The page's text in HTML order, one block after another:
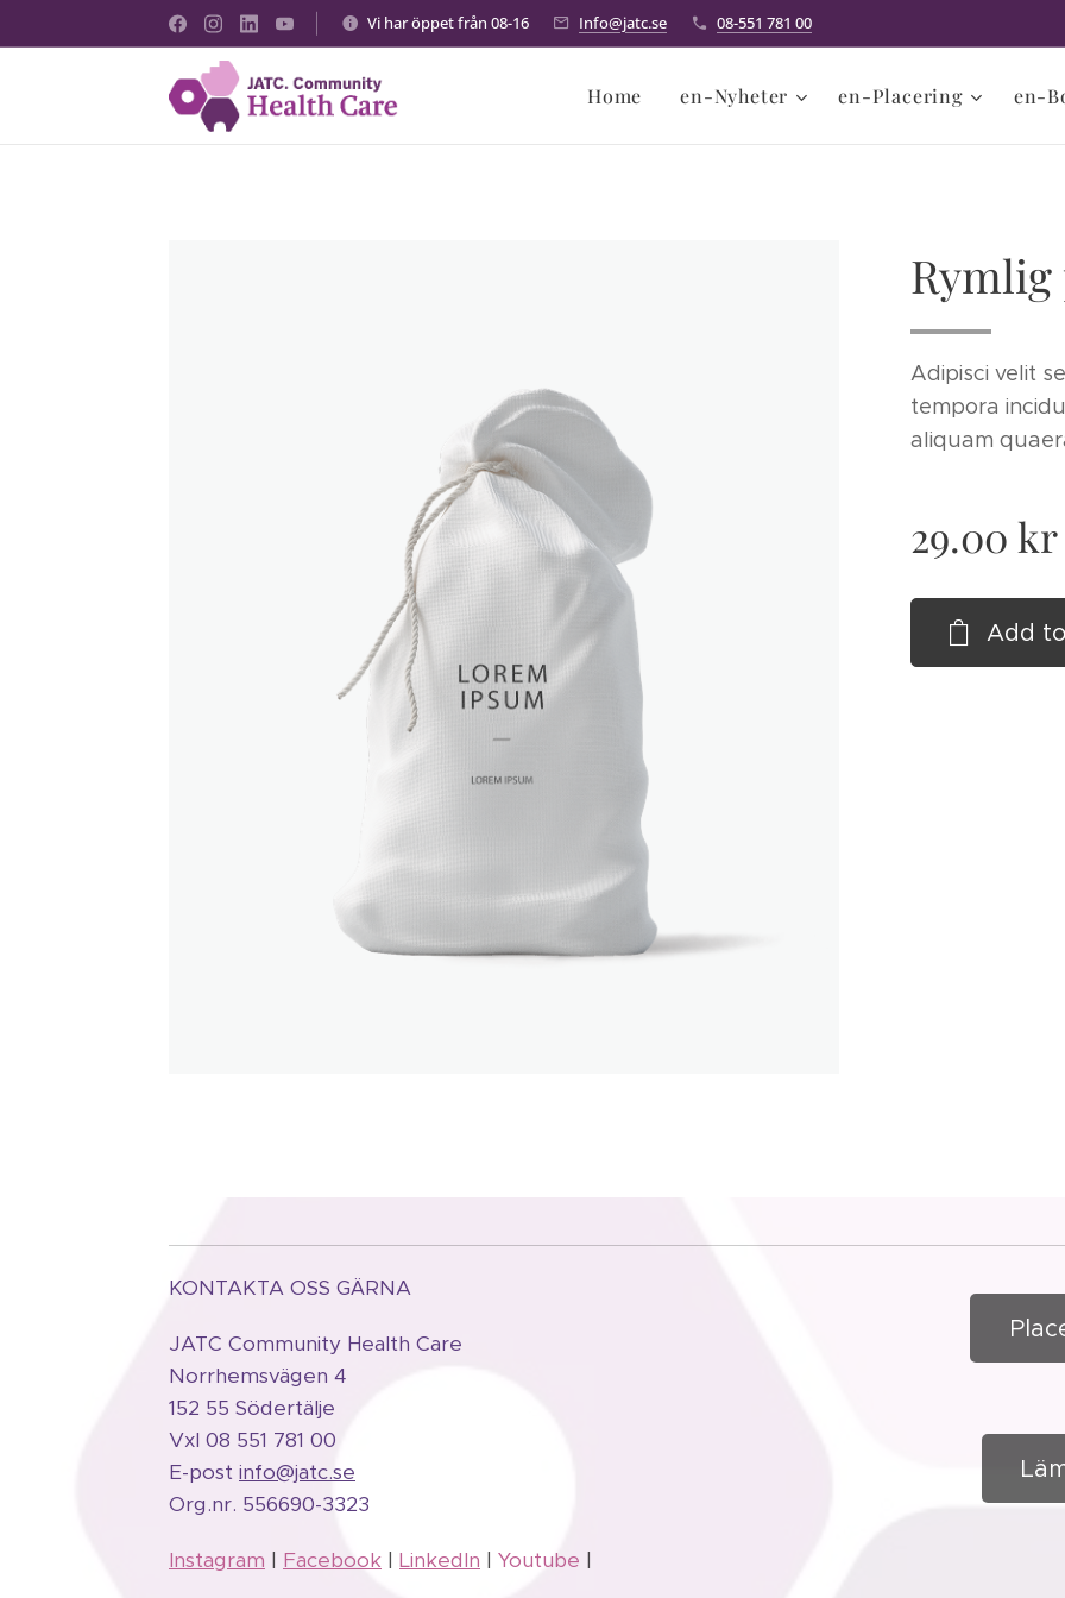
Vi har öppet från 08-16 Info@jatc.se 08-551 781 00
Home en-Nyheter en-Placering en-
Rymlig
Adipisci velit
tempora
aliquam
29.00kr
Add
KONTAKTA OSS GÄRNA
JATC Community Health Care
Norrhemsvägen 4
152 55 Södertälje
Vxl 08 551 781 00
E-post info@jatc.se
Org.nr. 556690-3323
Instagram | Facebook | LinkedIn | Youtube |